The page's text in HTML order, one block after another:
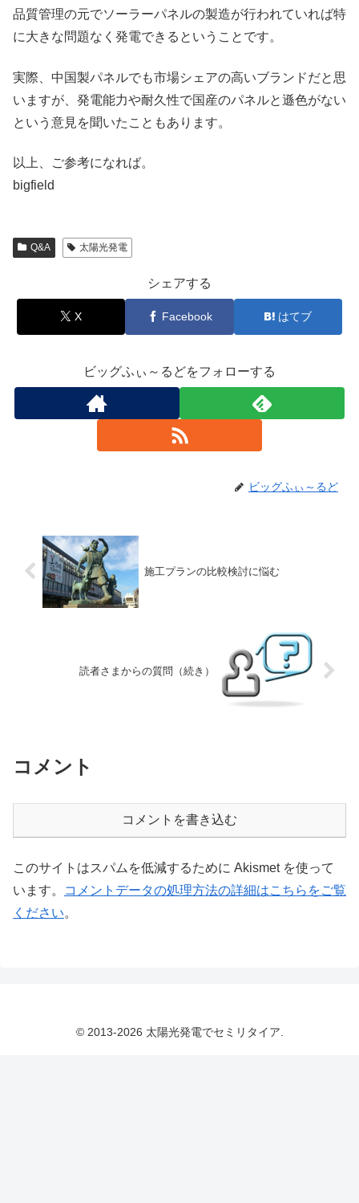
品質管理の元でソーラーパネルの製造が行われていれば特
に大きな問題なく発電できるということです。
実際、中国製パネルでも市場シェアの高いブランドだと思
いますが、発電能力や耐久性で国産のパネルと遜色がない
という意見を聞いたこともあります。
以上、ご参考になれば。
bigfield
Q&A 太陽光発電
シェアする
X Facebook はてブ
ビッグふぃ～るどをフォローする
ビッグふぃ～るど
施工プランの比較検討に悩む
読者さまからの質問（続き）
コメント
コメントを書き込む
このサイトはスパムを低減するために Akismet を使って
います。
コメントデータの処理方法の詳細はこちらをご覧
ください。
© 2013-2026 太陽光発電でセミリタイア.